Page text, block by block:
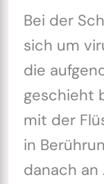
Bei der
sich um
die
geschieht
mit der
in
danach an